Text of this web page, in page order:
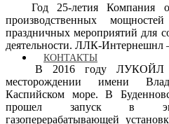
КОНТАКТЫ
Год 25-летия Компания
производственных
праздничных мероприятий для
деятельности. ЛЛК-
В 2016 году ЛУКОЙЛ
месторождении имени
Каспийском море. В
прошел запуск в
газоперерабатывающей